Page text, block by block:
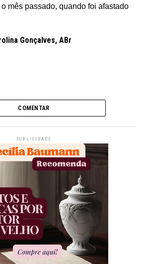
mês passado, quando foi afastado
Gonçalves, ABr
COMENTAR
PUBLICIDADE